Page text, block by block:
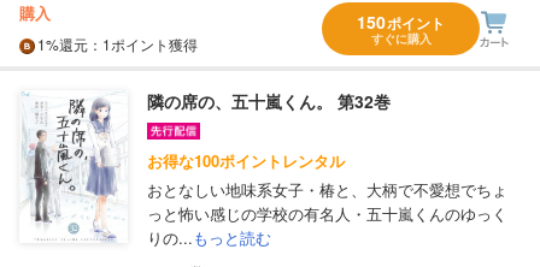
購入
1%還元 ：1ポイント獲得
150ポイント
すぐに購入
隣の席の、五十嵐くん。 第32巻
お得な100ポイントレンタル
おとなしい地味系女子・椿と、大柄で不愛想でちょ
っと怖い感じの学校の有名人・五十嵐くんのゆっく
りの...もっと読む